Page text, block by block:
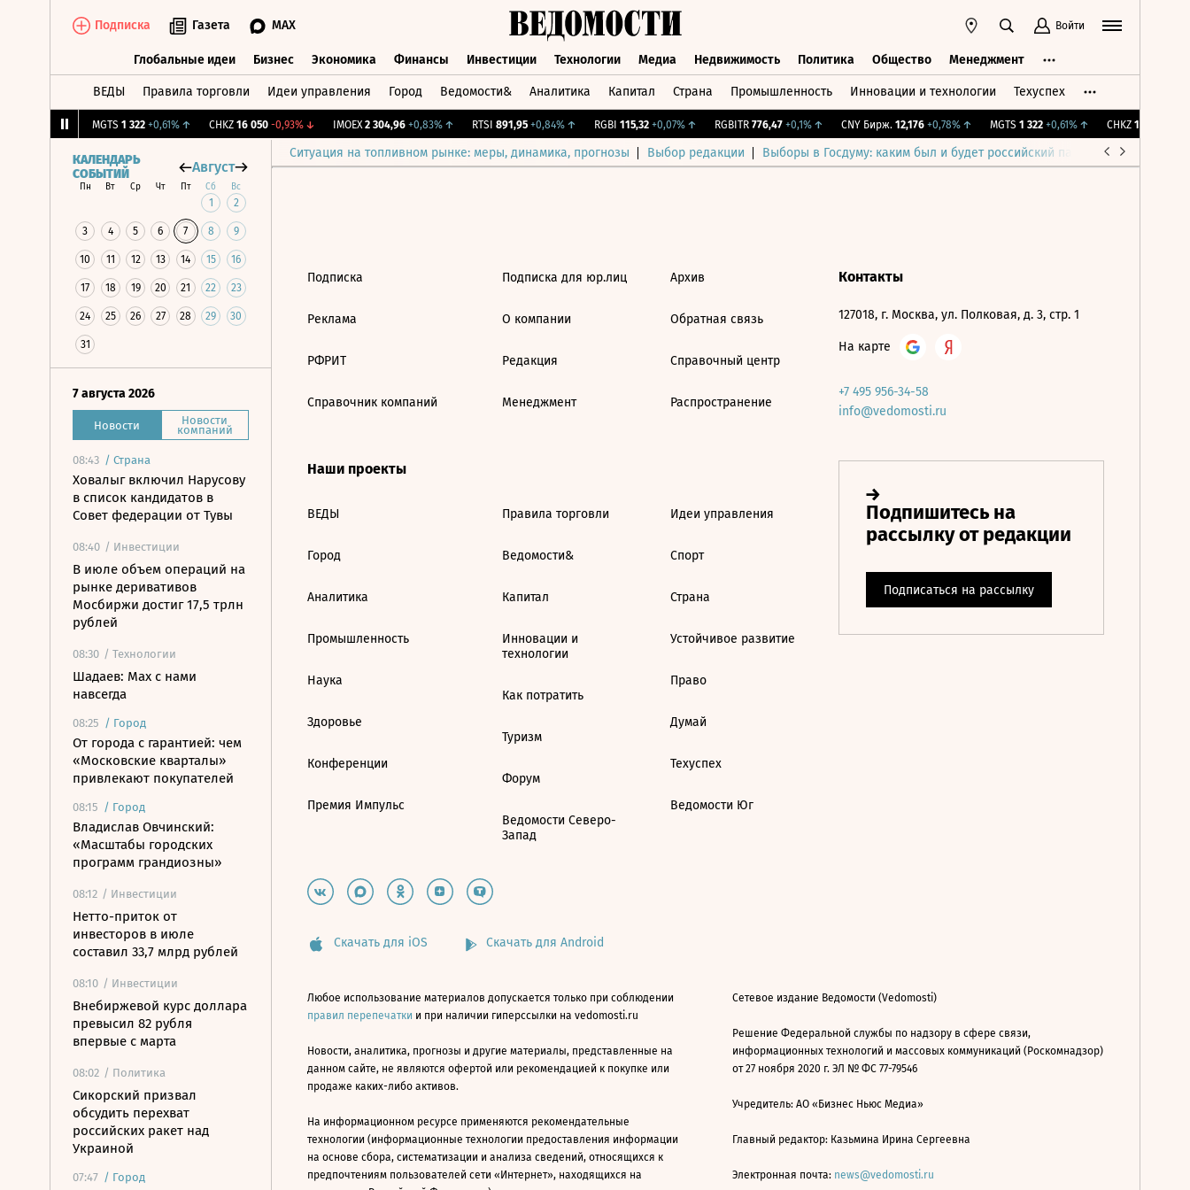
Подписка Газета MAX Войти
Глобальные идеи Бизнес Экономика Финансы Инвестиции Технологии Медиа Недвижимость Политика Общество Менеджмент
ВЕДЫ Правила торговли Идеи управления Город Ведомости& Аналитика Капитал Страна Промышленность Инновации и технологии Техуспех
MGTS 1 322 +0,61%↑ CHKZ 16 050 -0,93%↓ IMOEX 2 304,96 +0,83%↑ RTSI 891,95 +0,84%↑ RGBI 115,32 +0,07%↑ RGBITR 776,47 +0,1%↑ CNY Бирж. 12,176 +0,78%↑ MGTS 1 322 +0,61%↑ CHKZ 16 050
Ситуация на топливном рынке: меры, динамика, прогнозы Выбор редакции Выборы в Госдуму: каким был и будет российский парламент
КАЛЕНДАРЬ
СОБЫТИЙ
Август
Пн Вт Ср Чт Пт Сб Вс
1 2
3 4 5 6 7 8 9
10 11 12 13 14 15 16
17 18 19 20 21 22 23
24 25 26 27 28 29 30
31
7 августа 2026
Новости Новости
компаний
08:43 / Страна
Ховалыг включил Нарусову
в список кандидатов в
Совет федерации от Тувы
08:40 / Инвестиции
В июле объем операций на
рынке деривативов
Мосбиржи достиг 17,5 трлн
рублей
08:30 / Технологии
Шадаев: Max с нами
навсегда
08:25 / Город
От города с гарантией: чем
«Московские кварталы»
привлекают покупателей
08:15 / Город
Владислав Овчинский:
«Масштабы городских
программ грандиозны»
08:12 / Инвестиции
Нетто-приток от
инвесторов в июле
составил 33,7 млрд рублей
08:10 / Инвестиции
Внебиржевой курс доллара
превысил 82 рубля
впервые с марта
08:02 / Политика
Сикорский призвал
обсудить перехват
российских ракет над
Украиной
07:47 / Город
Подписка
Реклама
РФРИТ
Справочник компаний
Подписка для юр.лиц
О компании
Редакция
Менеджмент
Архив
Обратная связь
Справочный центр
Распространение
Наши проекты
ВЕДЫ
Город
Аналитика
Промышленность
Наука
Здоровье
Конференции
Премия Импульс
Правила торговли
Ведомости&
Капитал
Инновации и
технологии
Как потратить
Туризм
Форум
Ведомости Северо-
Запад
Идеи управления
Спорт
Страна
Устойчивое развитие
Право
Думай
Техуспех
Ведомости Юг
Контакты
127018, г. Москва, ул. Полковая, д. 3, стр. 1
На карте
+7 495 956-34-58
info@vedomosti.ru
Скачать для iOS Скачать для Android
Любое использование материалов допускается только при соблюдении
правил перепечатки и при наличии гиперссылки на vedomosti.ru
Новости, аналитика, прогнозы и другие материалы, представленные на
данном сайте, не являются офертой или рекомендацией к покупке или
продаже каких-либо активов.
На информационном ресурсе применяются рекомендательные
технологии (информационные технологии предоставления информации
на основе сбора, систематизации и анализа сведений, относящихся к
предпочтениям пользователей сети «Интернет», находящихся на
Сетевое издание Ведомости (Vedomosti)
Решение Федеральной службы по надзору в сфере связи,
информационных технологий и массовых коммуникаций (Роскомнадзор)
от 27 ноября 2020 г. ЭЛ № ФС 77-79546
Учредитель: АО «Бизнес Ньюс Медиа»
Главный редактор: Казьмина Ирина Сергеевна
Электронная почта: news@vedomosti.ru